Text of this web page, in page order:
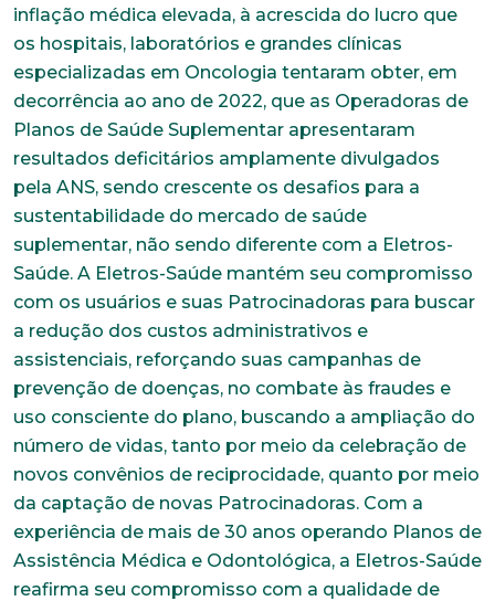
inflação médica elevada, à acrescida do lucro que
os hospitais, laboratórios e grandes clínicas
especializadas em Oncologia tentaram obter, em
decorrência ao ano de 2022, que as Operadoras de
Planos de Saúde Suplementar apresentaram
resultados deficitários amplamente divulgados
pela ANS, sendo crescente os desafios para a
sustentabilidade do mercado de saúde
suplementar, não sendo diferente com a Eletros-
Saúde. A Eletros-Saúde mantém seu compromisso
com os usuários e suas Patrocinadoras para buscar
a redução dos custos administrativos e
assistenciais, reforçando suas campanhas de
prevenção de doenças, no combate às fraudes e
uso consciente do plano, buscando a ampliação do
número de vidas, tanto por meio da celebração de
novos convênios de reciprocidade, quanto por meio
da captação de novas Patrocinadoras. Com a
experiência de mais de 30 anos operando Planos de
Assistência Médica e Odontológica, a Eletros-Saúde
reafirma seu compromisso com a qualidade de